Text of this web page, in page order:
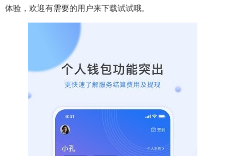
体验，欢迎有需要的用户来下载试试哦。